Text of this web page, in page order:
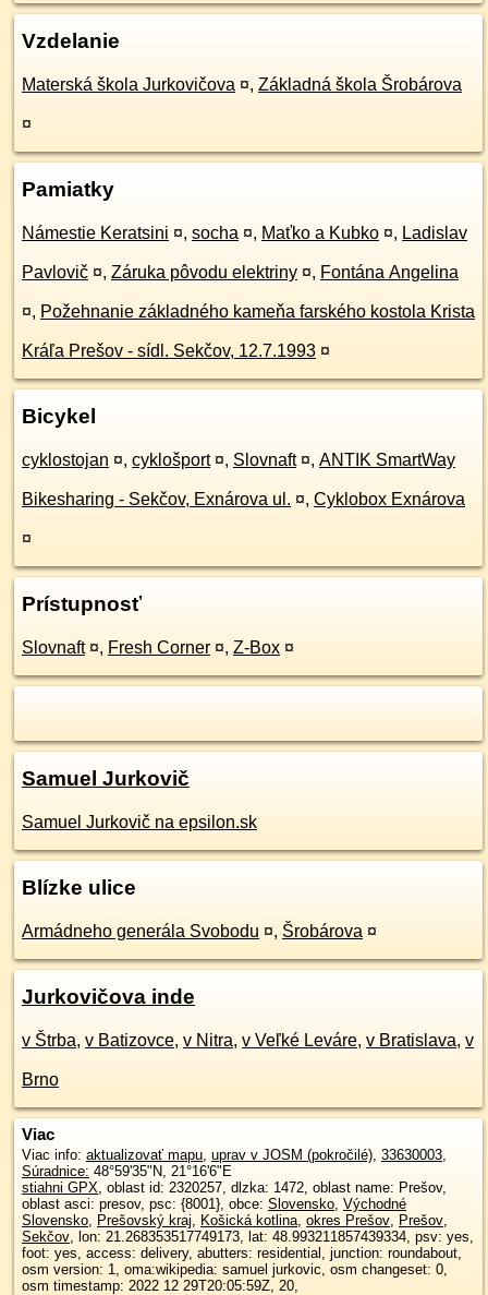
Vzdelanie
Materská škola Jurkovičova ¤, Základná škola Šrobárova
¤
Pamiatky
Námestie Keratsini ¤, socha ¤, Maťko a Kubko ¤, Ladislav
Pavlovič ¤, Záruka pôvodu elektriny ¤, Fontána Angelina
¤, Požehnanie základného kameňa farského kostola Krista
Kráľa Prešov - sídl. Sekčov, 12.7.1993 ¤
Bicykel
cyklostojan ¤, cyklošport ¤, Slovnaft ¤, ANTIK SmartWay
Bikesharing - Sekčov, Exnárova ul. ¤, Cyklobox Exnárova
¤
Prístupnosť
Slovnaft ¤, Fresh Corner ¤, Z-Box ¤
Samuel Jurkovič
Samuel Jurkovič na epsilon.sk
Blízke ulice
Armádneho generála Svobodu ¤, Šrobárova ¤
Jurkovičova inde
v Štrba, v Batizovce, v Nitra, v Veľké Leváre, v Bratislava, v
Brno
Viac
Viac info: aktualizovať mapu, uprav v JOSM (pokročilé), 33630003,
Súradnice: 48°59'35"N, 21°16'6"E
stiahni GPX, oblast id: 2320257, dlzka: 1472, oblast name: Prešov,
oblast asci: presov, psc: {8001}, obce: Slovensko, Východné
Slovensko, Prešovský kraj, Košická kotlina, okres Prešov, Prešov,
Sekčov, lon: 21.268353517749173, lat: 48.993211857439334, psv: yes,
foot: yes, access: delivery, abutters: residential, junction: roundabout,
osm version: 1, oma:wikipedia: samuel jurkovic, osm changeset: 0,
osm timestamp: 2022 12 29T20:05:59Z, 20,